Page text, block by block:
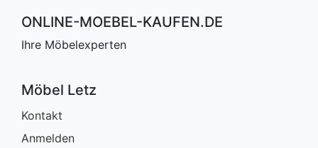
ONLINE-MOEBEL-KAUFEN.DE
Ihre Möbelexperten
Möbel Letz
Kontakt
Anmelden